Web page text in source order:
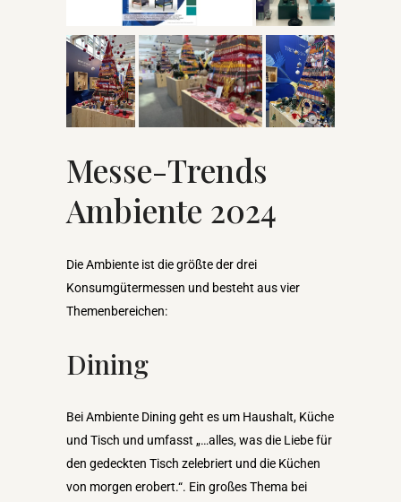
Messe-Trends
Ambiente 2024
Die Ambiente ist die größte der drei
Konsumgütermessen und besteht aus vier
Themenbereichen:
Dining
Bei Ambiente Dining geht es um Haushalt, Küche
und Tisch und umfasst „…alles, was die Liebe für
den gedeckten Tisch zelebriert und die Küchen
von morgen erobert.“. Ein großes Thema bei